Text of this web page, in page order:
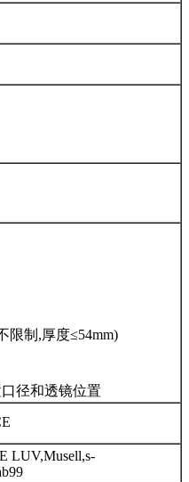
限制,厚度≤54mm)
径和透镜位置
LUV,Musell,s-